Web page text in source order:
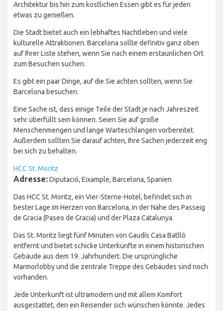
Architektur bis hin zum köstlichen Essen gibt es für jeden
etwas zu genießen.
Die Stadt bietet auch ein lebhaftes Nachtleben und viele
kulturelle Attraktionen. Barcelona sollte definitiv ganz oben
auf Ihrer Liste stehen, wenn Sie nach einem erstaunlichen Ort
zum Besuchen suchen.
Es gibt ein paar Dinge, auf die Sie achten sollten, wenn Sie
Barcelona besuchen.
Eine Sache ist, dass einige Teile der Stadt je nach Jahreszeit
sehr überfüllt sein können. Seien Sie auf große
Menschenmengen und lange Warteschlangen vorbereitet.
Außerdem sollten Sie darauf achten, Ihre Sachen jederzeit eng
bei sich zu behalten.
HCC St. Moritz
Adresse:Diputació, Eixample, Barcelona, Spanien
Das HCC St. Moritz, ein Vier-Sterne-Hotel, befindet sich in
bester Lage im Herzen von Barcelona, in der Nähe des Passeig
de Gracia (Paseo de Gracia) und der Plaza Catalunya.
Das St. Moritz liegt fünf Minuten von Gaudís Casa Batlló
entfernt und bietet schicke Unterkünfte in einem historischen
Gebäude aus dem 19. Jahrhundert. Die ursprüngliche
Marmorlobby und die zentrale Treppe des Gebäudes sind noch
vorhanden.
Jede Unterkunft ist ultramodern und mit allem Komfort
ausgestattet, den ein Reisender sich wünschen könnte. Jedes